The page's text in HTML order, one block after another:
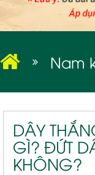
Nam
DÂY
GÌ? ĐỨT
KHÔNG?